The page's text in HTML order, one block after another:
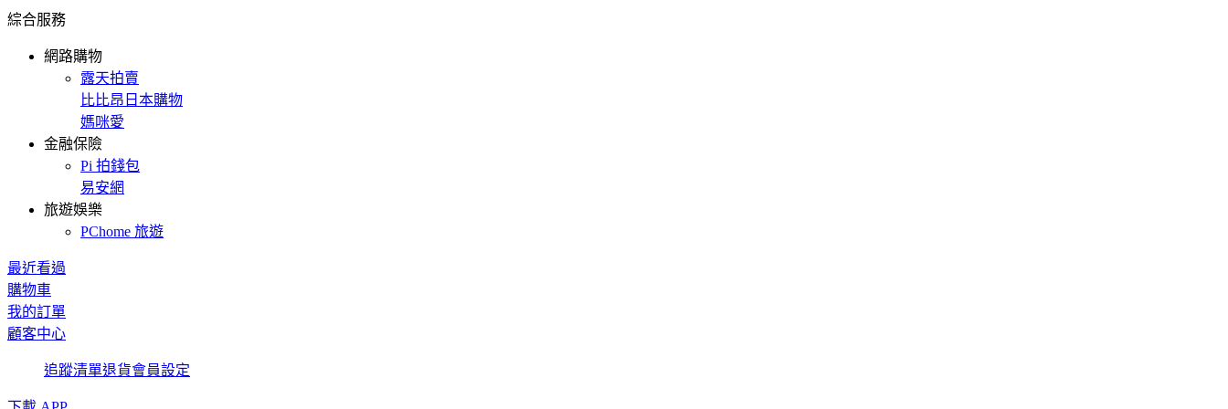
綜合服務
網路購物
露天拍賣
比比昂日本購物
媽咪愛
金融保險
Pi 拍錢包
易安網
旅遊娛樂
PChome 旅遊
最近看過
購物車
我的訂單
顧客中心
追蹤清單退貨會員設定